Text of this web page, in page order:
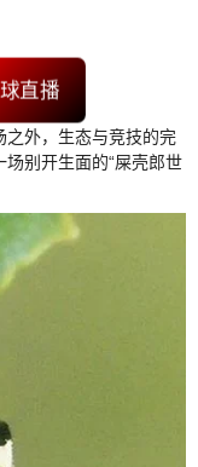
直播
之外，生态与竞技的完
别开生面的“屎壳郎世